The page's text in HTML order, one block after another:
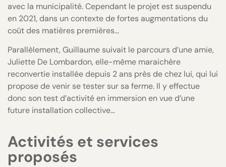
avec la municipalité. Cependant le projet est suspendu
en 2021, dans un contexte de fortes augmentations du
coût des matières premières…
Parallèlement, Guillaume suivait le parcours d’une amie,
Juliette De Lombardon, elle-même maraichère
reconvertie installée depuis 2 ans près de chez lui, qui lui
propose de venir se tester sur sa ferme. Il y effectue
donc son test d’activité en immersion en vue d’une
future installation collective…
Activités et services
proposés